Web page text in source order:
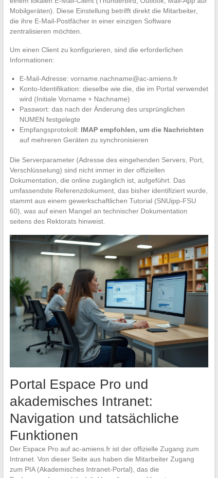
Mobilgeräten). Diese Einstellung betrifft direkt die Mitarbeiter,
die ihre E-Mail-Postfächer in einer einzigen Software
zentralisieren möchten.
Um einen Client zu konfigurieren, sind die erforderlichen
Informationen:
E-Mail-Adresse: vorname.nachname@ac-amiens.fr
Konto-Identifikation: dieselbe wie die, die im Portal verwendet
wird (Initiale Vorname + Nachname)
Passwort: das nach der Änderung des ursprünglichen
NUMEN festgelegte
Empfangsprotokoll: IMAP empfohlen, um die Nachrichten
auf mehreren Geräten zu synchronisieren
Die Serverparameter (Adresse des eingehenden Servers, Port,
Verschlüsselung) sind nicht immer in der offiziellen
Dokumentation, die online zugänglich ist, aufgeführt. Das
umfassendste Referenzdokument, das bisher identifiziert wurde,
stammt aus einem gewerkschaftlichen Tutorial (SNUipp-FSU
60), was auf einen Mangel an technischer Dokumentation
seitens des Rektorats hinweist.
Portal Espace Pro und
akademisches Intranet:
Navigation und tatsächliche
Funktionen
Der Espace Pro auf ac-amiens.fr ist der offizielle Zugang zum
Intranet. Von dieser Seite aus haben die Mitarbeiter Zugang
zum PIA (Akademisches Intranet-Portal), das die